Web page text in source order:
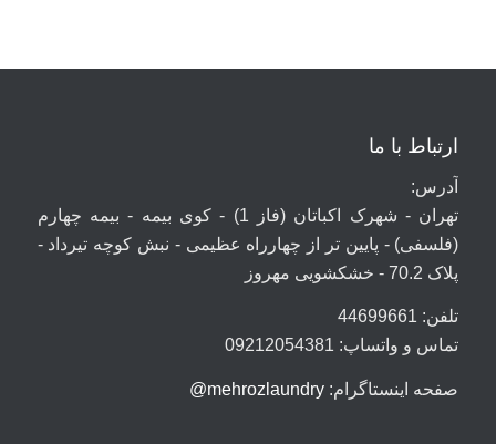
ارتباط با ما
آدرس:
تهران - شهرک اکباتان (فاز 1) - کوی بیمه - بیمه چهارم
(فلسفی) - پایین تر از چهارراه عظیمی - نبش کوچه تیرداد -
پلاک 70.2 - خشکشویی مهروز
تلفن: 44699661
تماس و واتساپ: 09212054381
صفحه اینستاگرام: mehrozlaundry@